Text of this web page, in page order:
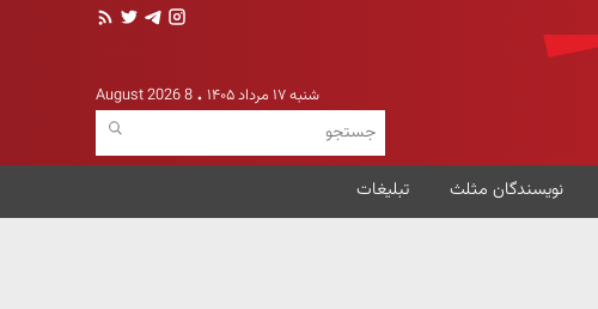
شنبه ۱۷ مرداد ۱۴۰۵ 8 August 2026
نویسندگان مثلث تبلیغات